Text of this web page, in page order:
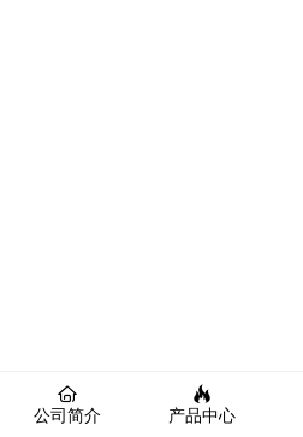
公司简介 产品中心